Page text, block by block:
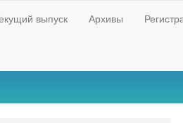
выпуск Архивы